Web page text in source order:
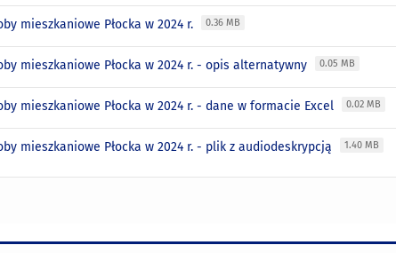
mieszkaniowe Płocka w 2024 r. 0.36 MB
mieszkaniowe Płocka w 2024 r. - opis alternatywny 0.05 MB
mieszkaniowe Płocka w 2024 r. - dane w formacie Excel 0.02 MB
mieszkaniowe Płocka w 2024 r. - plik z audiodeskrypcją 1.40 MB